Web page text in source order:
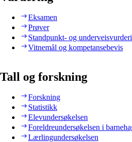
Eksamen
Prøver
Standpunkt- og
Vitnemål og kompetansebevis
Tall og forskning
Forskning
Statistikk
Elevundersøkelsen
Foreldreundersøkelsen i
Lærlingundersøkelsen